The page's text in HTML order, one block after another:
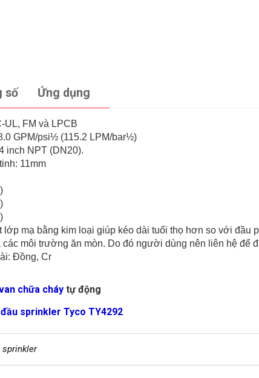
số Ứng dụng
UL, FM và LPCB
GPM/psi½ (115.2 LPM/bar½)
inch NPT (DN20).
11mm
mạ bằng kim loại giúp kéo dài tuổi thọ hơn so với
môi trường ăn mòn. Do đó người dùng nên liên hệ
Đồng, Cr
chữa cháy tự động
đầu sprinkler Tyco TY4292
sprinkler